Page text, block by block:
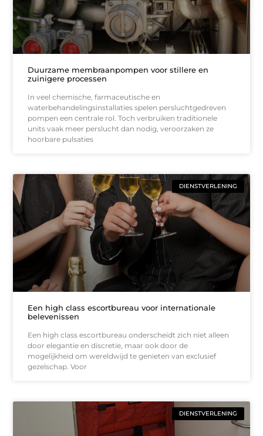
Duurzame membraanpompen voor stillere en
zuinigere processen
In veel chemische, farmaceutische en
waterbehandelingsinstallaties spelen persluchtgedreven
pompen een centrale rol. Toch verbruiken traditionele
units vaak meer perslucht dan nodig, veroorzaken ze
hoorbare pulsaties
DIENSTVERLENING
Een high class escortbureau voor internationale
belevenissen
Een high class escortbureau onderscheidt zich niet alleen
door elegantie en discretie, maar ook door de
mogelijkheid om wereldwijd te genieten van exclusief
gezelschap. Voor
DIENSTVERLENING